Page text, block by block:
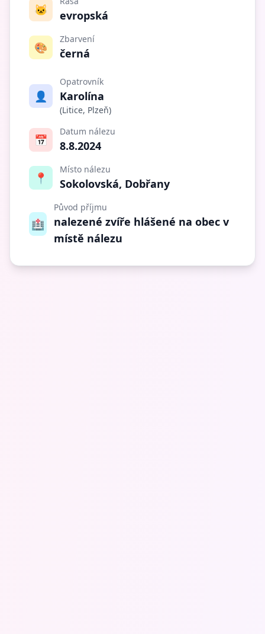
🐱 evropská
🎨
Zbarvení
černá
👤
Opatrovník
Karolína
(Litice, Plzeň)
📅
Datum nálezu
8.8.2024
📍
Místo nálezu
Sokolovská, Dobřany
🏥
Původ příjmu
nalezené zvíře hlášené na obec v
místě nálezu